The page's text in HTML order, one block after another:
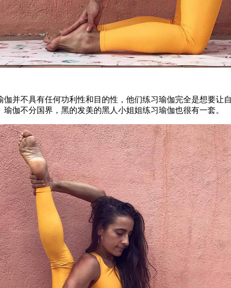
并不具有任何功利性和目的性，他们练习瑜伽完全是想要让
伽不分国界，黑的发美的黑人小姐姐练习瑜伽也很有一套。